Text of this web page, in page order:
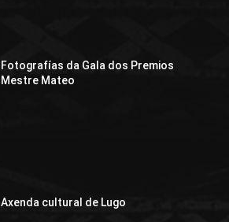
Fotografías da Gala dos Premios
Mestre Mateo
Axenda cultural de Lugo